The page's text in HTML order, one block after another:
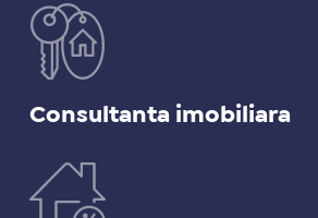
Consultanta imobiliara